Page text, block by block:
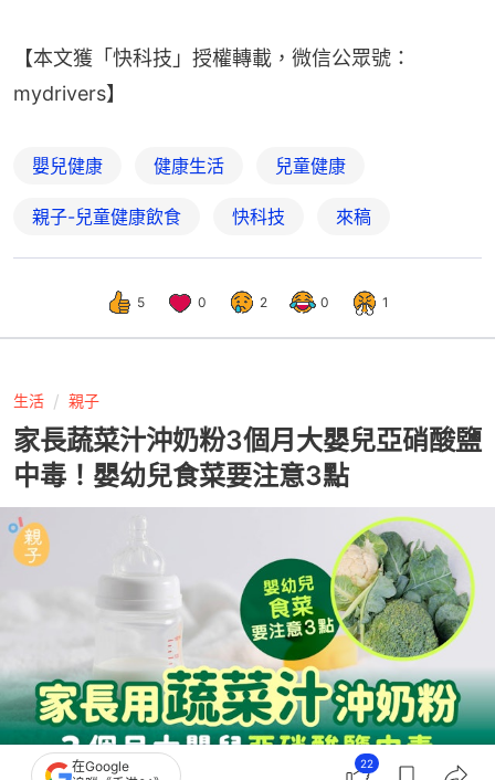
【本文獲「快科技」授權轉載，微信公眾號：
mydrivers】
嬰兒健康 健康生活 兒童健康
親子-兒童健康飲食 快科技 來稿
5 0 2 0 1
生活 親子
家長蔬菜汁沖奶粉3個月大嬰兒亞硝酸鹽
中毒！嬰幼兒食菜要注意3點
在Google
22